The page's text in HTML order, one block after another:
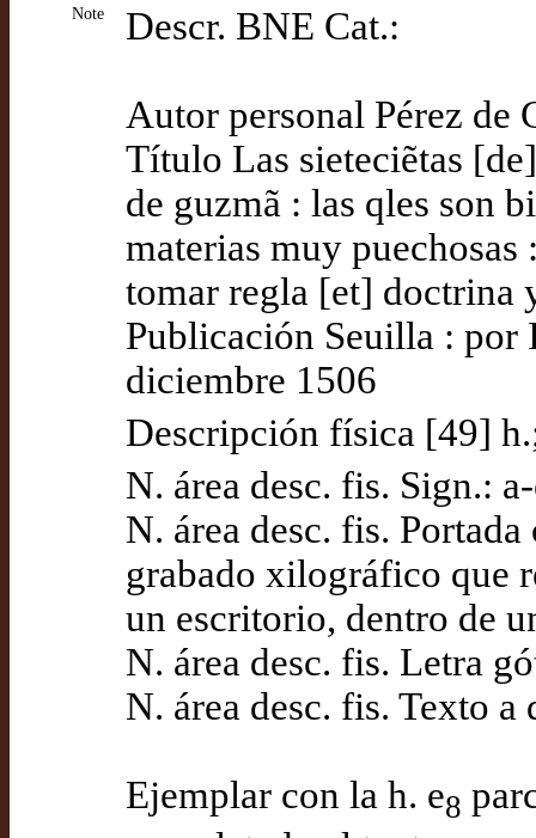
Note Descr. BNE Cat.:
Autor personal Pérez de
Título Las sieteciẽtas
de guzmã : las qles son
materias muy
tomar regla [et] doctrina
Publicación Seuilla :
diciembre 1506
Descripción física [49]
N. área desc. fis. Sign.:
N. área desc. fis.
grabado xilográfico que
un escritorio, dentro de
N. área desc. fis. Letra
N. área desc. fis. Texto a
Ejemplar con la h. e8